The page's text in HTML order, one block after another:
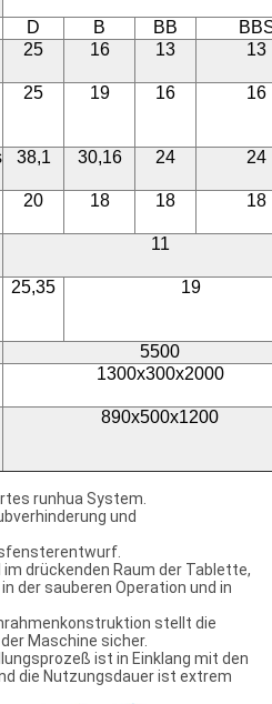
D B BB
25 16 13 13
25 19 16 16
38,1 30,16 24 24
20 18 18 18
11
25,35 19
5500
1300x300x2000
890x500x1200
runhua System.
und
drückenden Raum der Tablette,
der sauberen Operation und in
stellt die
Maschine sicher.
ist in Einklang mit den
die Nutzungsdauer ist extrem